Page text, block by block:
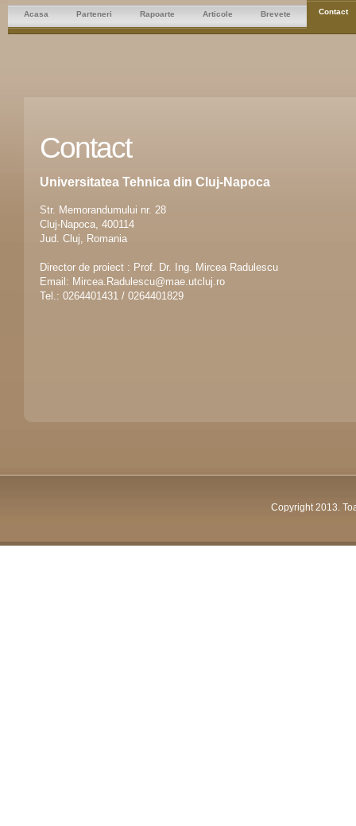
Acasa Parteneri Rapoarte Articole Brevete Contact
Contact
Universitatea Tehnica din Cluj-Napoca
Str. Memorandumului nr. 28
Cluj-Napoca, 400114
Jud. Cluj, Romania
Director de proiect : Prof. Dr. Ing. Mircea Radulescu
Email: Mircea.Radulescu@mae.utcluj.ro
Tel.: 0264401431 / 0264401829
Copyright 2013.